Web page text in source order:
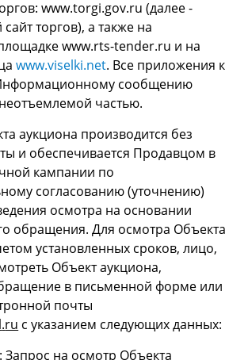
www.torgi.gov.ru (далее -
торгов), а также на
www.rts-tender.ru и на
www.viselki.net. Все приложения к
сообщению
частью.
аукциона производится без
и обеспечивается Продавцом в
кампании по
согласованию (уточнению)
осмотра на основании
обращения. Для осмотра Объекта
установленных сроков, лицо,
Объект аукциона,
в письменной форме или
почты
.ru с указанием следующих данных:
Запрос на осмотр Объекта